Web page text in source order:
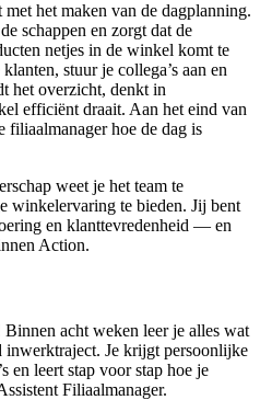
het maken van de dagplanning.
schappen en zorgt dat de
netjes in de winkel komt te
stuur je collega’s aan en
het overzicht, denkt in
efficiënt draait. Aan het eind van
filiaalmanager hoe de dag is
weet je het team te
winkelervaring te bieden. Jij bent
en klanttevredenheid — en
Action.
acht weken leer je alles wat
inwerktraject. Je krijgt persoonlijke
en leert stap voor stap hoe je
Filiaalmanager.